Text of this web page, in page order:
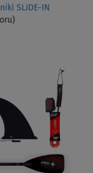
SLIDE-IN